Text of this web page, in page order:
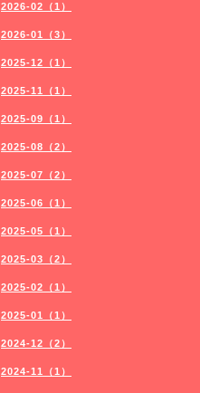
2026-02（1）
2026-01（3）
2025-12（1）
2025-11（1）
2025-09（1）
2025-08（2）
2025-07（2）
2025-06（1）
2025-05（1）
2025-03（2）
2025-02（1）
2025-01（1）
2024-12（2）
2024-11（1）